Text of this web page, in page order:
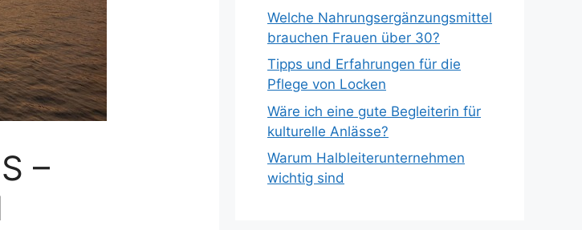
–
Welche Nahrungsergänzungsmittel
brauchen Frauen über 30?
Tipps und Erfahrungen für die
Pflege von Locken
Wäre ich eine gute Begleiterin für
kulturelle Anlässe?
Warum Halbleiterunternehmen
wichtig sind